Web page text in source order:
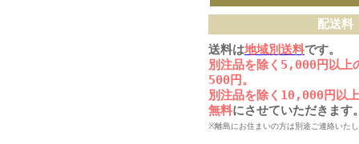
配送料
送料は地域別送料です。
別注品を除く5,000円以上
500円。
別注品を除く10,000円以
無料にさせていただきます
※離島にお住まいの方は別途ご連絡いた